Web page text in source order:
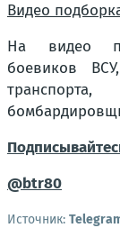
Видео
На видео
боевиков
@btr80
Источник: